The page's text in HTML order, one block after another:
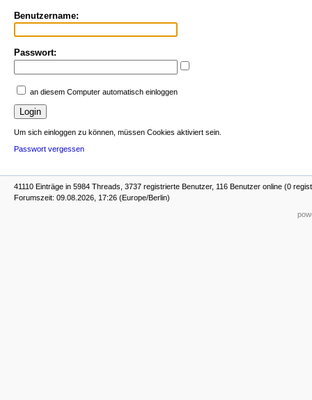
Benutzername:
Passwort:
an diesem Computer automatisch einloggen
Um sich einloggen zu können, müssen Cookies aktiviert sein.
Passwort vergessen
41110 Einträge in 5984 Threads, 3737 registrierte Benutzer, 116 Benutzer online (0
Forumszeit: 09.08.2026, 17:26 (Europe/Berlin)